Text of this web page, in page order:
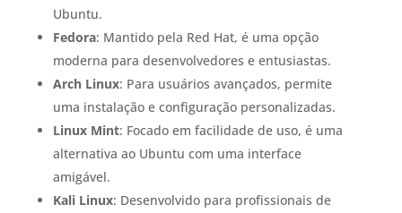
Ubuntu.
Fedora: Mantido pela Red Hat, é uma opção
moderna para desenvolvedores e entusiastas.
Arch Linux: Para usuários avançados, permite
uma instalação e configuração personalizadas.
Linux Mint: Focado em facilidade de uso, é uma
alternativa ao Ubuntu com uma interface
amigável.
Kali Linux: Desenvolvido para profissionais de